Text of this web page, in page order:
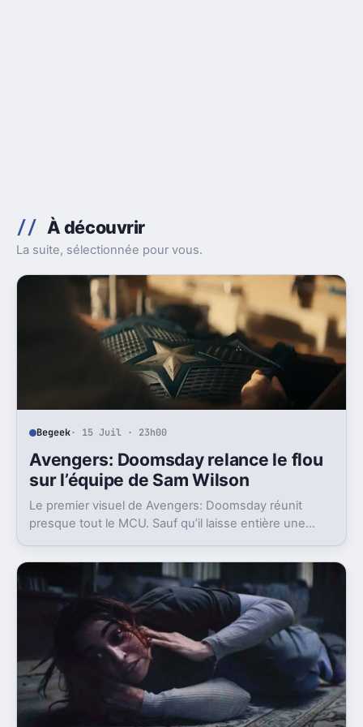
À découvrir
La suite, sélectionnée pour vous.
Begeek· 15 Juil · 23h00
Avengers: Doomsday relance le flou
sur l’équipe de Sam Wilson
Le premier visuel de Avengers: Doomsday réunit
presque tout le MCU. Sauf qu’il laisse entière une
Wilson ?